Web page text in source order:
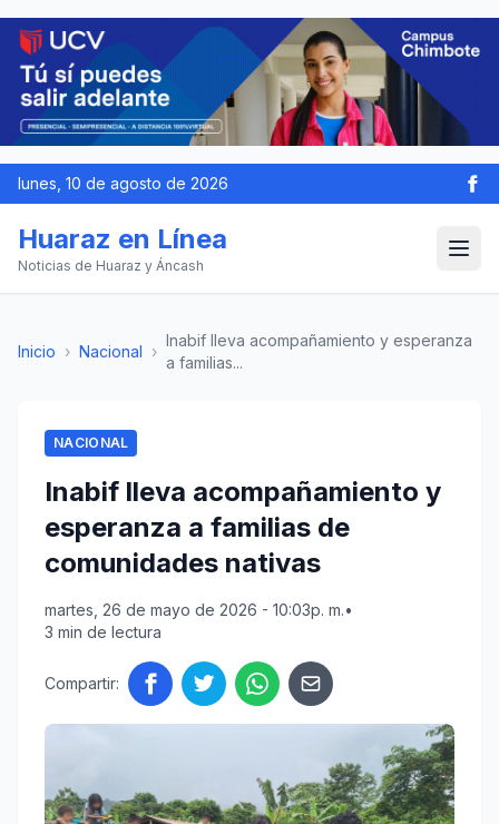
lunes, 10 de agosto de 2026
Huaraz en Línea
Noticias de Huaraz y Áncash
Inicio › Nacional ›
Inabif lleva acompañamiento y esperanza
a familias...
NACIONAL
Inabif lleva acompañamiento y
esperanza a familias de
comunidades nativas
martes, 26 de mayo de 2026 - 10:03p. m.•
3 min de lectura
Compartir: